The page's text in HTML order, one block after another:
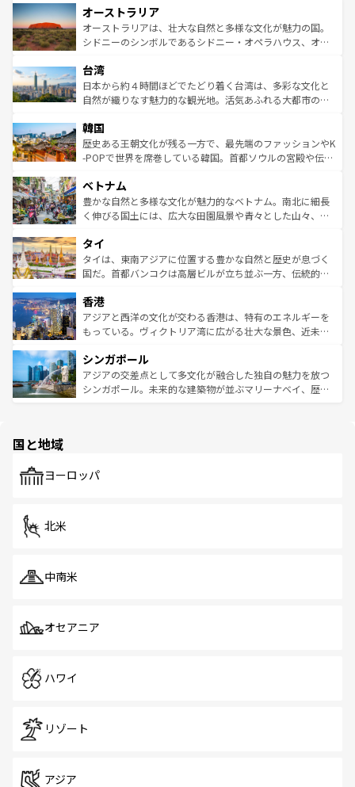
部のニューオーリンズでは、音楽と美食が融合した独特の
文化が魅力。旅行者はアメリカの各地域で異なる魅力を楽
しみながら、その多様性と豊かな歴史を感じることができ
ならではの贅沢な旅のスタイルだ。 なお、新着のアメリカ
情報はコンテンツ一覧を参照してほしい。
ワイ島は見逃せない。また、定番の観光地といえばオアフ
島だが、静かな自然を求めるならマウイ島やカウアイ島が
おすすめ。エメラルドグリーンに輝く海をはじめ、豊かな
れるおもてなしの心で訪れる人々を迎えてくれるハワイの
人々、おいしいローカルフードやハワイアンミュージッ
ク、伝統的なフラダンスなど、すべてがハワイの魅力を彩
ワイを、存分に味わってほしい。 なお、新着のハワイ情報
はコンテンツ一覧を参照してほしい。
オーストラリア
オーストラリアは、壮大な自然と多様な文化が魅力の国。
シドニーのシンボルであるシドニー・オペラハウス、オー
リアリーフや大陸中央部にそびえるウルル（エアーズロッ
ク）、タスマニアの美しい原生林やケアンズの熱帯雨林な
ど、見どころがたくさん。また、カフェやワイン、オージ
いる。アクティビティも充実しており、サーフィンやダイ
ビング、ハイキングなど、アウトドア好きにはたまらな
い。オーストラリアの多彩な魅力を存分に味わいつくそ
参照してほしい。
台湾
日本から約４時間ほどでたどり着く台湾は、多彩な文化と
自然が織りなす魅力的な観光地。活気あふれる大都市の台
ン）、静ひつな山岳地帯である台湾東部など、都市の喧騒
と山間の静けさが共存しており、訪れる人に新しい発見と
驚きをもたらしてくれる。また、奥深い台湾の食文化も魅
容にもいいと評判のスイーツなど、バラエティ豊かな料理
が味わえる。 なお、新着の台湾情報は コンテンツ一覧を参
照してほしい。
韓国
歴史ある王朝文化が残る一方で、最先端のファッションやK
-POPで世界を席巻している韓国。首都ソウルの宮殿や伝統
き、地方に足を延ばせば四季折々の自然美を楽しむことが
できる。そして、キムチや焼肉、絶品のストリートフード
まで、さまざまな韓国料理が待っている。夜には、韓国な
リティに包まれながら、韓国の多彩な魅力を心ゆくまで味
わってみてほしい。 なお、新着の韓国情報はコンテンツ一
覧を参照してほしい。
ベトナム
豊かな自然と多様な文化が魅力的なベトナム。南北に細長
く伸びる国土には、広大な田園風景や青々とした山々、世
急速な発展と共に伝統が息づく。ハノイの古い町並みやホ
ーチミン市のフランス統治時代の建物も、独特の雰囲気を
醸し出している。また、バラエティの豊かさとおいしさで
とつ。フォーやバインミー、ベトナムコーヒーなどは、ぜ
ひ現地で味わいたい。どの地域を訪れてもあたたかい人々
が旅行者を迎えてくれるので、きっと忘れられない旅にな
参照してほしい。
タイ
タイは、東南アジアに位置する豊かな自然と歴史が息づく
国だ。首都バンコクは高層ビルが立ち並ぶ一方、伝統的な
の活気が交差している。北部ではチェンマイなどの山岳地
帯で自然と触れ合い、南部ではプーケットやクラビの美し
いビーチでリゾート気分を楽しむことができる。タイ料理
激する。気候は一年中温暖で、どの季節にも異なる楽しみ
が待っている。親しみやすいタイの人々、仏教を中心とし
た文化、そして多様な観光資源が、訪れる旅人を魅了し続
香港
アジアと西洋の文化が交わる香港は、特有のエネルギーを
もっている。ヴィクトリア湾に広がる壮大な景色、近未来
み、どこを訪れても感動するはず。観光スポットが密集し
ており、効率よく見どころを回れるのも魅力。息をのむよ
うな絶景から文化的な体験まで、香港を存分に楽しみ尽く
シンガポール
アジアの交差点として多文化が融合した独自の魅力を放つ
シンガポール。未来的な建築物が並ぶマリーナベイ、歴史
で、ホーカーズは地元の風情を楽しめる外せないスポット
国と地域
ヨーロッパ
北米
中南米
オセアニア
ハワイ
リゾート
アジア